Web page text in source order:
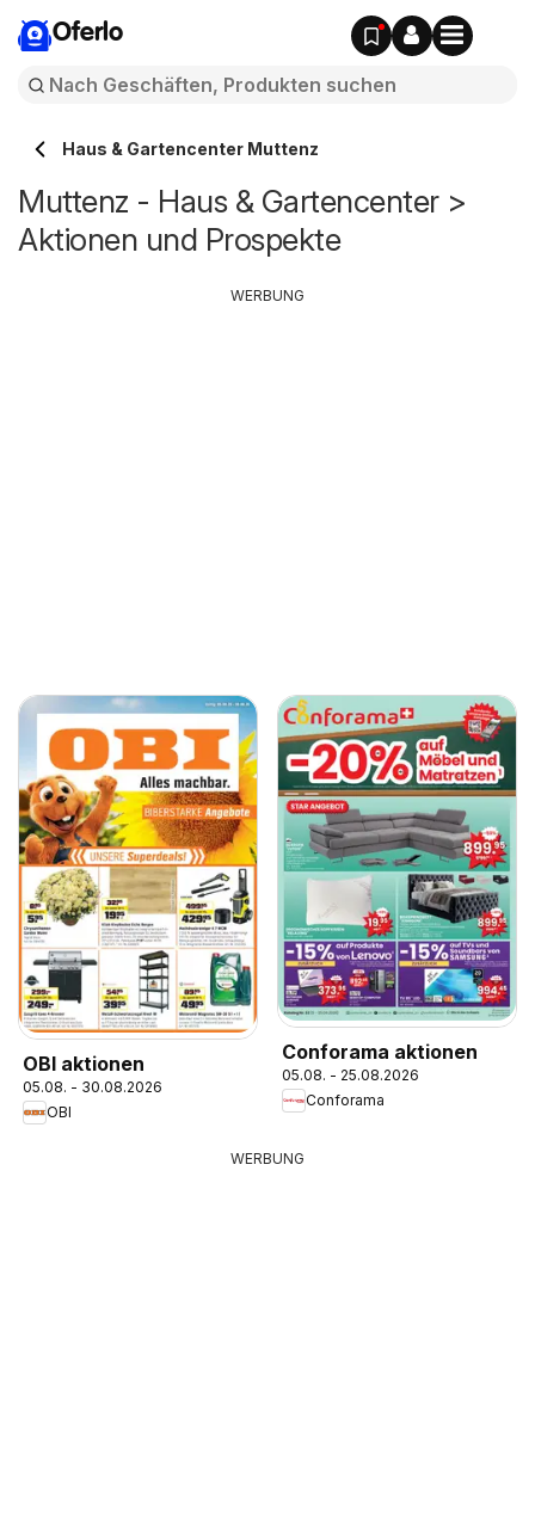
Oferlo
Haus & Gartencenter Muttenz
Muttenz - Haus & Gartencenter >
Aktionen und Prospekte
OBI aktionen
05.08. - 30.08.2026
OBI
Conforama aktionen
05.08. - 25.08.2026
Conforama
WERBUNG
WERBUNG